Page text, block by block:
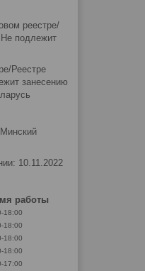
реестре/
Не подлежит
Реестре
занесению
10.11.2022
работы
18:00
18:00
18:00
18:00
17:00